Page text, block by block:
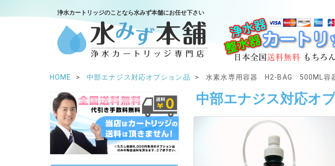
浄水カートリッジのことなら水みず本舗にお任せ下さい
HOME 中部エナジス対応オプション品 水素水専用容器 H2-BAG 500ML容
中部エナジス対応オ